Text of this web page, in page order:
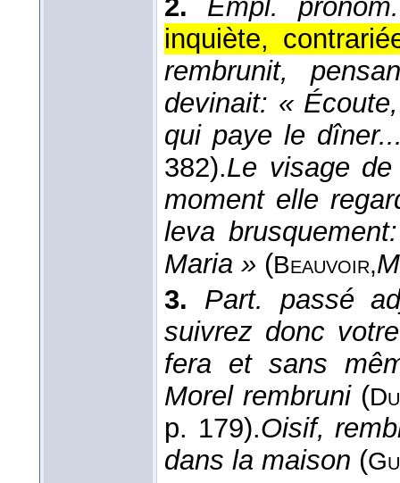
2.
Empl. pronom.
inquiète,
rembrunit,
devinait: «
qui paye le
382).Le visage
moment elle
leva
Maria » (Beauvoir,
3.
Part. passé
suivrez donc
fera et sans
Morel rembruni(
p. 179).Oisif,
dans la maison (